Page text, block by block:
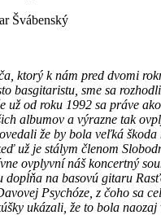
Švábenský
ktorý k nám pred dvomi
basgitaristu, sme sa
už od roku 1992 sa práve
albumov a výrazne tak
že by bola veľká
už je stálym členom
ovplyvní náš koncertný
dopĺňa na basovú gitaru
Psychóze, z čoho sa
ukázali, že to bola